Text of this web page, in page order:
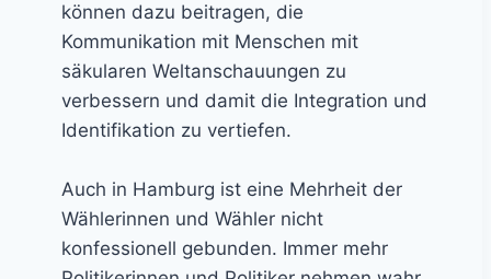
g
e
r
u
n
e
n
können dazu beitragen, die
Kommunikation mit Menschen mit
säkularen Weltanschauungen zu
verbessern und damit die Integration und
Identifikation zu vertiefen.
Auch in Hamburg ist eine Mehrheit der
Wählerinnen und Wähler nicht
konfessionell gebunden. Immer mehr